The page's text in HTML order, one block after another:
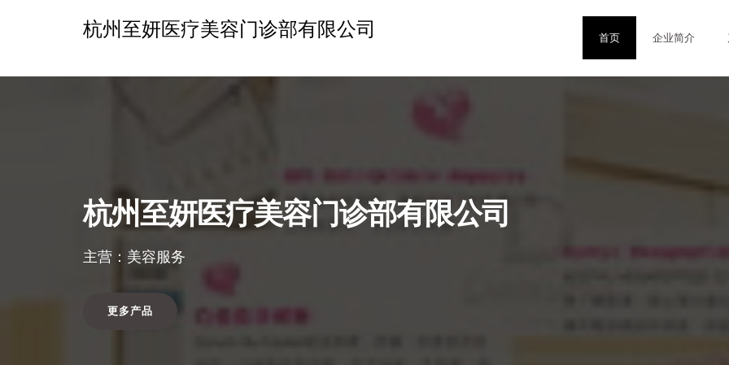
杭州至妍医疗美容门诊部有限公司 首页 企业简介
杭州至妍医疗美容门诊部有限公司
主营：美容服务
更多产品